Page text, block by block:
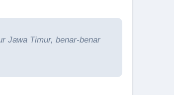
Jawa Timur, benar-benar